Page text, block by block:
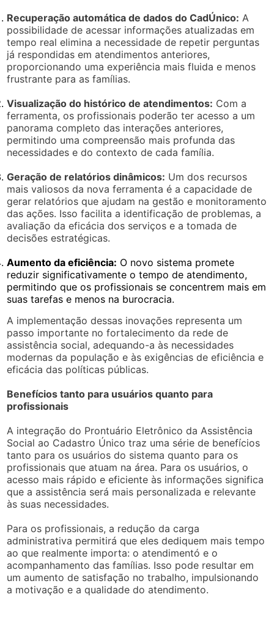
Recuperação automática de dados do CadÚnico: A
possibilidade de acessar informações atualizadas em
tempo real elimina a necessidade de repetir perguntas
já respondidas em atendimentos anteriores,
proporcionando uma experiência mais fluida e menos
frustrante para as famílias.
Visualização do histórico de atendimentos: Com a
ferramenta, os profissionais poderão ter acesso a um
panorama completo das interações anteriores,
permitindo uma compreensão mais profunda das
necessidades e do contexto de cada família.
Geração de relatórios dinâmicos: Um dos recursos
mais valiosos da nova ferramenta é a capacidade de
gerar relatórios que ajudam na gestão e monitoramento
das ações. Isso facilita a identificação de problemas, a
avaliação da eficácia dos serviços e a tomada de
decisões estratégicas.
Aumento da eficiência: O novo sistema promete
reduzir significativamente o tempo de atendimento,
permitindo que os profissionais se concentrem mais em
suas tarefas e menos na burocracia.
A implementação dessas inovações representa um
passo importante no fortalecimento da rede de
assistência social, adequando-a às necessidades
modernas da população e às exigências de eficiência e
eficácia das políticas públicas.
Benefícios tanto para usuários quanto para
profissionais
A integração do Prontuário Eletrônico da Assistência
Social ao Cadastro Único traz uma série de benefícios
tanto para os usuários do sistema quanto para os
profissionais que atuam na área. Para os usuários, o
acesso mais rápido e eficiente às informações significa
que a assistência será mais personalizada e relevante
às suas necessidades.
Para os profissionais, a redução da carga
administrativa permitirá que eles dediquem mais tempo
ao que realmente importa: o atendimentó e o
acompanhamento das famílias. Isso pode resultar em
um aumento de satisfação no trabalho, impulsionando
a motivação e a qualidade do atendimento.